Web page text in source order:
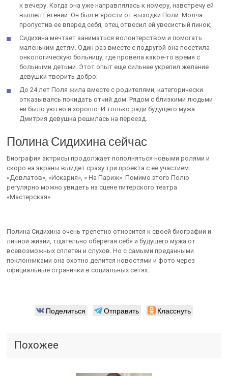
к вечеру. Когда она уже направлялась к номеру, навстречу ей
вышел Евгений. Он был в ярости от выходки Поли. Молча
пропустив ее вперед себя, отец отвесил ей увесистый пинок;
Сидихина мечтает заниматься волонтерством и помогать
маленьким детям. Один раз вместе с подругой она посетила
онкологическую больницу, где провела какое-то время с
больными детьми. Этот опыт еще сильнее укрепил желание
девушки творить добро;
До 24 лет Поля жила вместе с родителями, категорически
отказываясь покидать отчий дом. Рядом с близкими людьми
ей было уютно и хорошо. И только ради будущего мужа
Дмитрия девушка решилась на переезд.
Полина Сидихина сейчас
Биография актрисы продолжает пополняться новыми ролями и
скоро на экраны выйдет сразу три проекта с ее участием:
«Довлатов», «Искария», » На Париж». Помимо этого Полю
регулярно можно увидеть на сцене питерского театра
«Мастерская».
Полина Сидихина очень трепетно относится к своей биографии и
личной жизни, тщательно оберегая себя и будущего мужа от
всевозможных сплетен и слухов. Но с самыми преданными
поклонниками она охотно делится новостями и фото через
официальные странички в социальных сетях.
Поделиться Отправить Класснуть
Похожее